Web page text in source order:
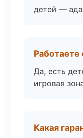
детей —
Работаете
Да, есть
игровая
Какая